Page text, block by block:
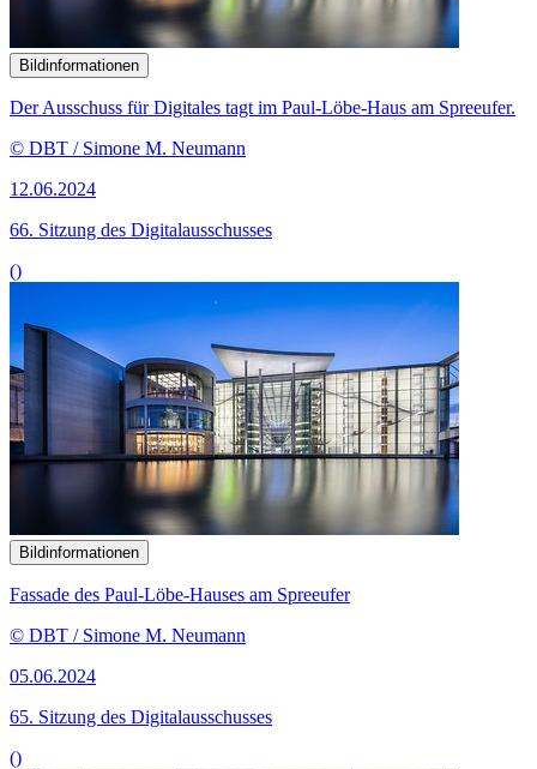
Bildinformationen
Der Ausschuss für Digitales tagt im Paul-Löbe-Haus am Spreeufer.
© DBT / Simone M. Neumann
12.06.2024
66. Sitzung des Digitalausschusses
()
Bildinformationen
Fassade des Paul-Löbe-Hauses am Spreeufer
© DBT / Simone M. Neumann
05.06.2024
65. Sitzung des Digitalausschusses
()